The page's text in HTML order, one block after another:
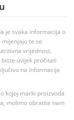
je svaka informacija o
te se
vrijednost,
uvijek pročitati
na informacije
kojoj marki proizvoda
molimo obratite nam